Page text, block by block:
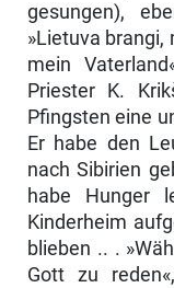
gesungen),
»Lietuva brangi,
mein
Priester K.
Pfingsten eine
Er habe den
nach Sibirien
habe Hunger
Kinderheim
blieben .. .
Gott zu